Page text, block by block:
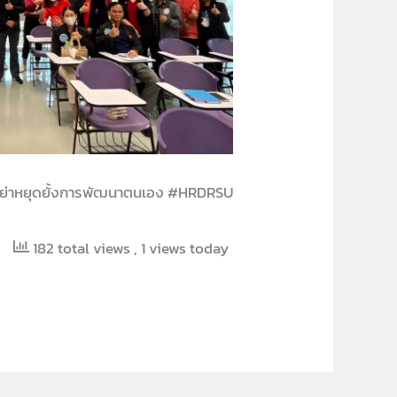
าหยุดยั้งการพัฒนาตนเอง #HRDRSU
182 total views , 1 views today